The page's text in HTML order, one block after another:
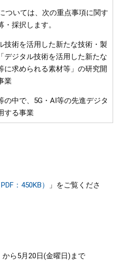
ついては、次の重点事項に関す
・採択します。
技術を活用した新たな技術・製
デジタル技術を活用した新たな
に求められる素材等」の研究開
業
の中で、5G・AI等の先進デジタ
する事業
：450KB）
」をご覧くださ
ら5月20日(金曜日)まで